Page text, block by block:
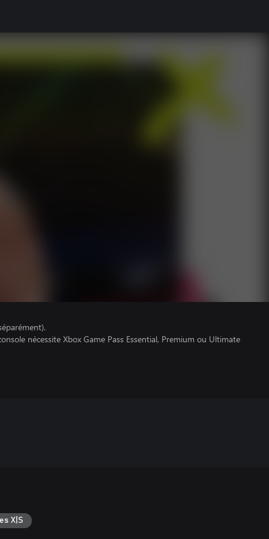
nécessite Xbox Game Pass Essential, Premium ou Ultimate
X|S